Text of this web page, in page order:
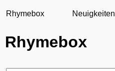
Rhymebox Neuigkeiten
Rhymebox